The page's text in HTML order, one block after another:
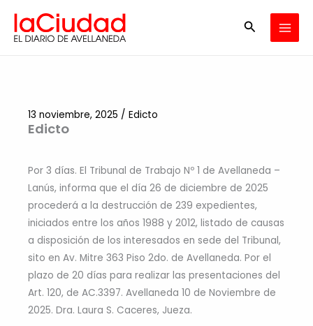
contenido
Buscar
Edicto
13 noviembre, 2025 / Edicto
Por 3 días. El Tribunal de Trabajo Nº 1 de Avellaneda –
Lanús, informa que el día 26 de diciembre de 2025
procederá a la destrucción de 239 expedientes,
iniciados entre los años 1988 y 2012, listado de causas
a disposición de los interesados en sede del Tribunal,
sito en Av. Mitre 363 Piso 2do. de Avellaneda. Por el
plazo de 20 días para realizar las presentaciones del
Art. 120, de AC.3397. Avellaneda 10 de Noviembre de
2025. Dra. Laura S. Caceres, Jueza.